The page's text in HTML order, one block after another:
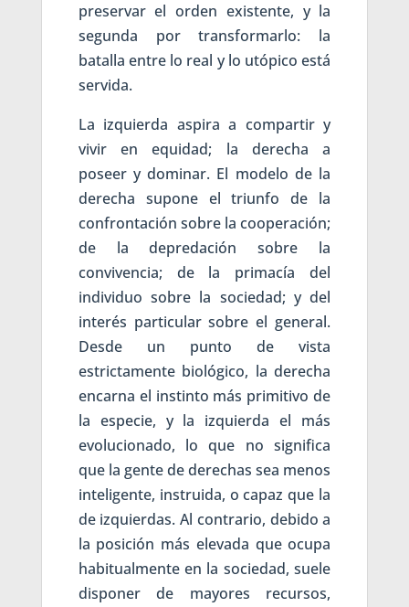
preservar el orden existente, y la
segunda por transformarlo: la
batalla entre lo real y lo utópico está
servida.
La izquierda aspira a compartir y
vivir en equidad; la derecha a
poseer y dominar. El modelo de la
derecha supone el triunfo de la
confrontación sobre la cooperación;
de la depredación sobre la
convivencia; de la primacía del
individuo sobre la sociedad; y del
interés particular sobre el general.
Desde un punto de vista
estrictamente biológico, la derecha
encarna el instinto más primitivo de
la especie, y la izquierda el más
evolucionado, lo que no significa
que la gente de derechas sea menos
inteligente, instruida, o capaz que la
de izquierdas. Al contrario, debido a
la posición más elevada que ocupa
habitualmente en la sociedad, suele
disponer de mayores recursos,